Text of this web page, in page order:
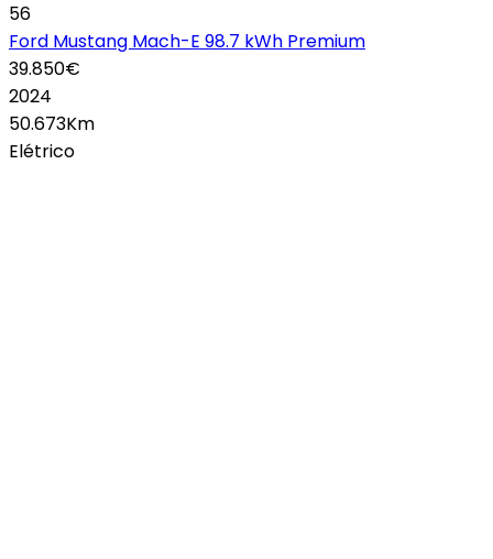
56
Ford Mustang Mach-E 98.7 kWh Premium
39.850€
2024
50.673Km
Elétrico